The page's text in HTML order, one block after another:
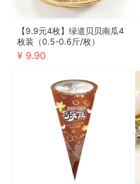
【9.9元4枚】绿道贝贝南瓜4
枚装（0.5-0.6斤/枚）
¥ 9.90